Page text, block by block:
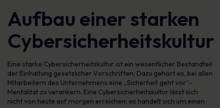
Aufbau einer starken
Cybersicherheitskultur
Eine starke Cybersicherheitskultur ist ein wesentlicher Bestandteil
der Einhaltung gesetzlicher Vorschriften. Dazu gehört es, bei allen
Mitarbeitern des Unternehmens eine „Sicherheit geht vor“-
Mentalität zu verankern. Eine Cybersicherheitskultur lässt sich
nicht von heute auf morgen erreichen; es handelt sich um einen